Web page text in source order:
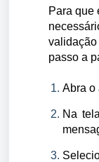
Para que
validação
passo a
Abra o
Na